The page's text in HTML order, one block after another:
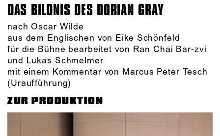
DAS BILDNIS DES DORIAN GRAY
nach Oscar Wilde
aus dem Englischen von Eike Schönfeld
für die Bühne bearbeitet von Ran Chai Bar-zvi
und Lukas Schmelmer
mit einem Kommentar von Marcus Peter Tesch
(Uraufführung)
ZUR PRODUKTION